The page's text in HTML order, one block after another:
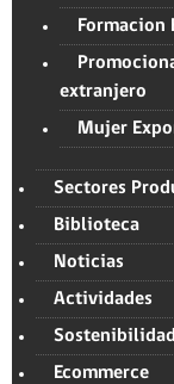
Formacion
extranjero
Mujer
Sectores
Biblioteca
Noticias
Actividades
Sostenibilidad
Ecommerce